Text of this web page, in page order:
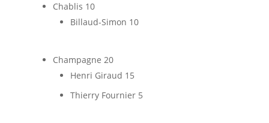
Chablis 10
Billaud-Simon 10
Champagne 20
Henri Giraud 15
Thierry Fournier 5